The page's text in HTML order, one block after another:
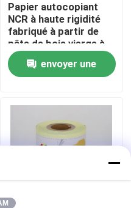
thermosensible
de position
pour étiquettes
Papier autocopiant
NCR à haute rigidité
fabriqué à partir de
pâte de bois vierge à
100%
envoyer une